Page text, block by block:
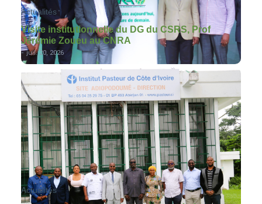
Actualités
Visite institutionnelle du DG du CSRS, Prof
Jérémie Zoueu au CNRA
-juil. 20, 2026
Actualités